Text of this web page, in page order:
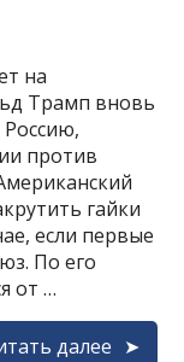
на
Трамп вновь
против
гайки
если первые
По его
от …
далее